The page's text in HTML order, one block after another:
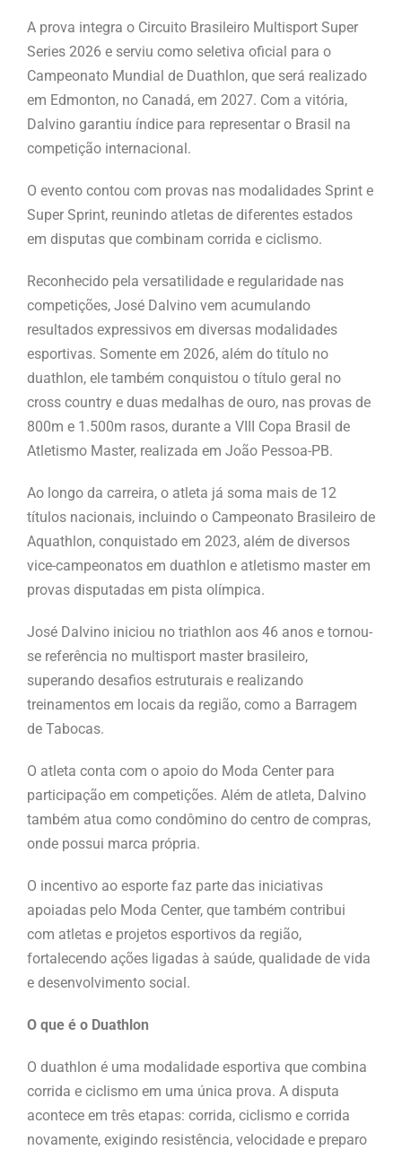
A prova integra o Circuito Brasileiro Multisport Super
Series 2026 e serviu como seletiva oficial para o
Campeonato Mundial de Duathlon, que será realizado
em Edmonton, no Canadá, em 2027. Com a vitória,
Dalvino garantiu índice para representar o Brasil na
competição internacional.
O evento contou com provas nas modalidades Sprint e
Super Sprint, reunindo atletas de diferentes estados
em disputas que combinam corrida e ciclismo.
Reconhecido pela versatilidade e regularidade nas
competições, José Dalvino vem acumulando
resultados expressivos em diversas modalidades
esportivas. Somente em 2026, além do título no
duathlon, ele também conquistou o título geral no
cross country e duas medalhas de ouro, nas provas de
800m e 1.500m rasos, durante a VIII Copa Brasil de
Atletismo Master, realizada em João Pessoa-PB.
Ao longo da carreira, o atleta já soma mais de 12
títulos nacionais, incluindo o Campeonato Brasileiro de
Aquathlon, conquistado em 2023, além de diversos
vice-campeonatos em duathlon e atletismo master em
provas disputadas em pista olímpica.
José Dalvino iniciou no triathlon aos 46 anos e tornou-
se referência no multisport master brasileiro,
superando desafios estruturais e realizando
treinamentos em locais da região, como a Barragem
de Tabocas.
O atleta conta com o apoio do Moda Center para
participação em competições. Além de atleta, Dalvino
também atua como condômino do centro de compras,
onde possui marca própria.
O incentivo ao esporte faz parte das iniciativas
apoiadas pelo Moda Center, que também contribui
com atletas e projetos esportivos da região,
fortalecendo ações ligadas à saúde, qualidade de vida
e desenvolvimento social.
O que é o Duathlon
O duathlon é uma modalidade esportiva que combina
corrida e ciclismo em uma única prova. A disputa
acontece em três etapas: corrida, ciclismo e corrida
novamente, exigindo resistência, velocidade e preparo